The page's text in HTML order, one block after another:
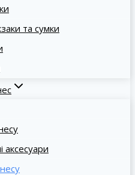
та сумки
аксесуари